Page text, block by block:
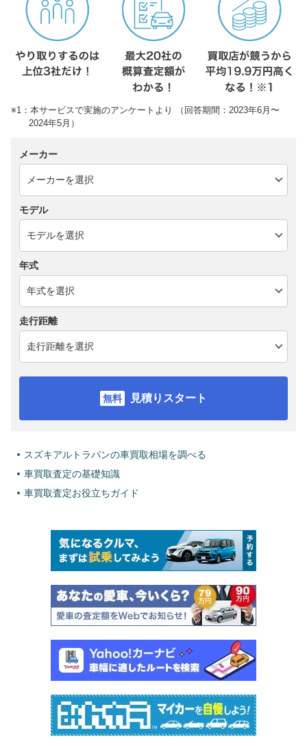
※1：本サービスで実施のアンケートより （回答期間：2023年6月〜
2024年5月）
メーカー
モデル
年式
走行距離
見積りスタート
スズキアルトラパンの車買取相場を調べる
車買取査定の基礎知識
車買取査定お役立ちガイド